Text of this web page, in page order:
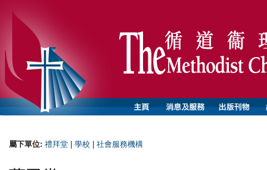
屬下單位: 禮拜堂 學校 社會服務機構